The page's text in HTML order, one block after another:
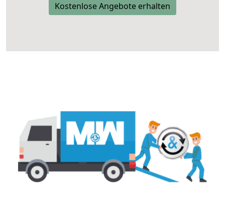
Kostenlose Angebote erhalten